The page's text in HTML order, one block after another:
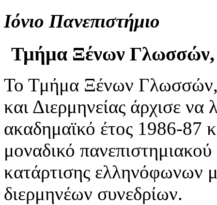
Ιόνιο Πανεπιστήμιο
Τμήμα Ξένων Γλωσσών,
Το Τμήμα Ξένων
και Διερμηνείας άρχισε να
ακαδημαϊκό έτος 1986-87
μοναδικό
κατάρτισης ελληνόφωνων
διερμηνέων συνεδρίων.